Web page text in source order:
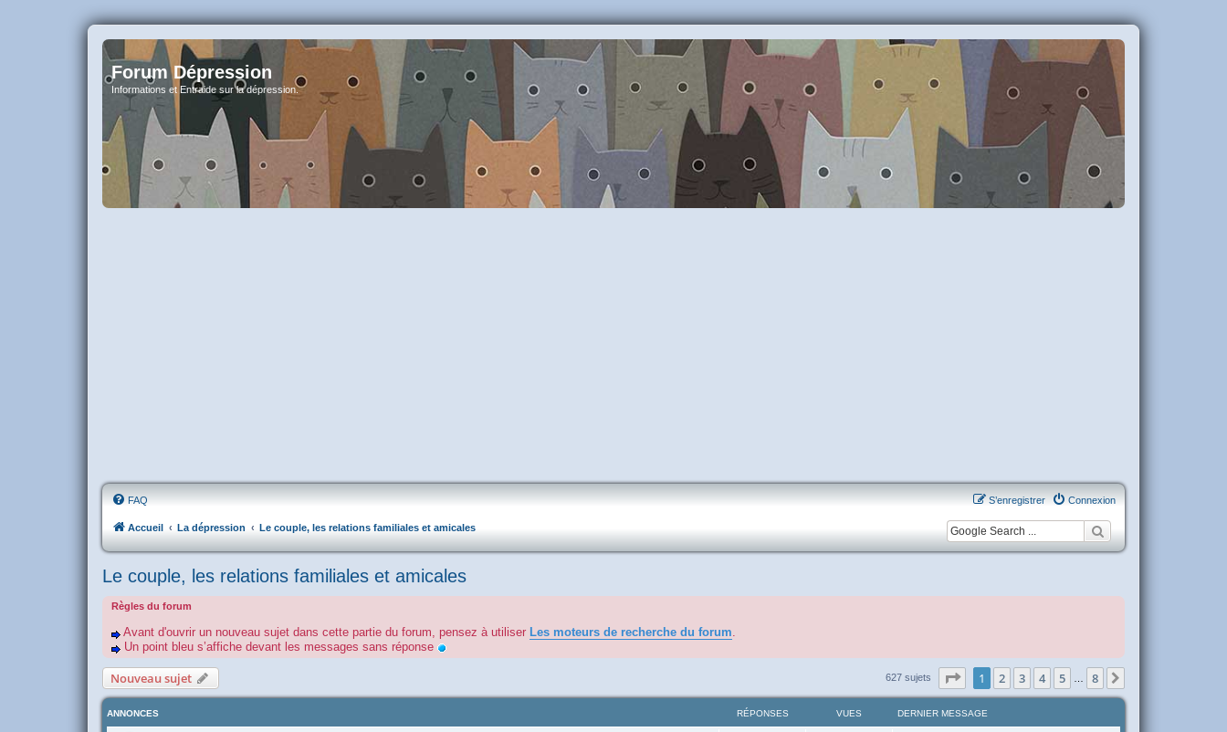
Forum Dépression
Informations et Entraide sur la dépression.
FAQ Connexion
S’enregistrer
Accueil La dépression Le couple, les relations familiales et amicales
Le couple, les relations familiales et amicales
Règles du forum
Avant d'ouvrir un nouveau sujet dans cette partie du forum, pensez à utiliser Les moteurs de recherche du forum.
Un point bleu s’affiche devant les messages sans réponse
Nouveau sujet 627 sujets Page sur8
1 2 3 4 5 8
ANNONCES RÉPONSES VUES DERNIER MESSAGE